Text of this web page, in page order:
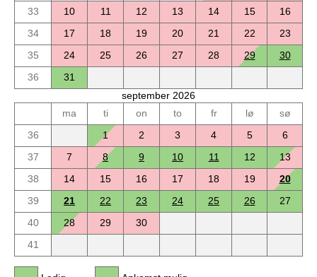
33
10 11 12 13 14 15
16
34
17 18 19 20 21 22
23
35
24 25 26 27 28 29
30
36
31
september 2026
ma
ti on to fr lø
sø
36
1 2 3 4 5
6
37
7 8 9 10 11 12
13
38
14 15 16 17 18 19
20
39
21 22 23 24 25 26
27
40
28 29
30
41